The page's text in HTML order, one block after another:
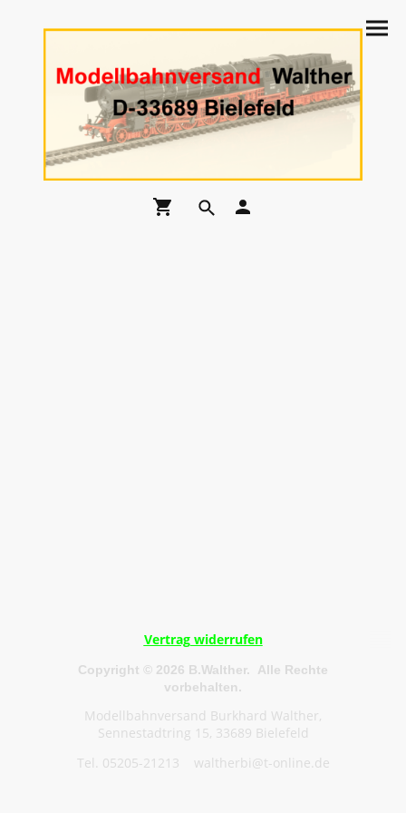
Vertrag widerrufen
Copyright © 2026 B.Walther. Alle Rechte
vorbehalten.
Modellbahnversand Burkhard Walther,
Sennestadtring 15, 33689 Bielefeld
Tel. 05205-21213 waltherbi@t-online.de